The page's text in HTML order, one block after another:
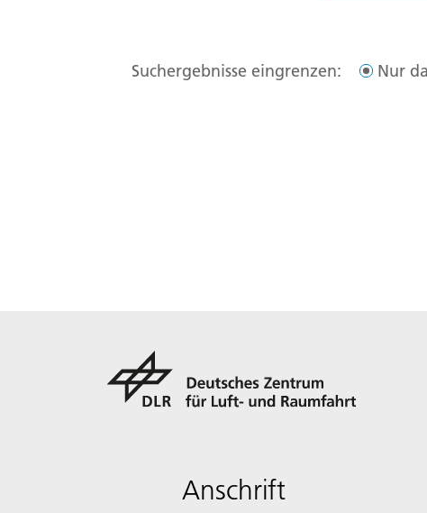
Suchergebnisse eingrenzen: Nur
Anschrift